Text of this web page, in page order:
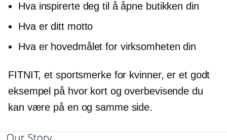
Hva inspirerte deg til å åpne butikken din
Hva er ditt motto
Hva er hovedmålet for virksomheten din
FITNIT, et sportsmerke for kvinner, er et godt
eksempel på hvor kort og overbevisende du
kan være på en og samme side.